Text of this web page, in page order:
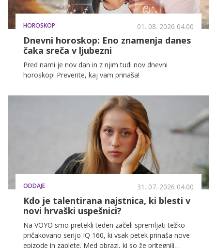
HOROSKOP 01. 08. 2026 04.00
Dnevni horoskop: Eno znamenja danes
čaka sreča v ljubezni
Pred nami je nov dan in z njim tudi nov dnevni
horoskop! Preverite, kaj vam prinaša!
ODDAJE 31. 07. 2026 04.00
Kdo je talentirana najstnica, ki blesti v
novi hrvaški uspešnici?
Na VOYO smo pretekli teden začeli spremljati težko
pričakovano serijo IQ 160, ki vsak petek prinaša nove
epizode in zaplete. Med obrazi, ki so že pritegnili